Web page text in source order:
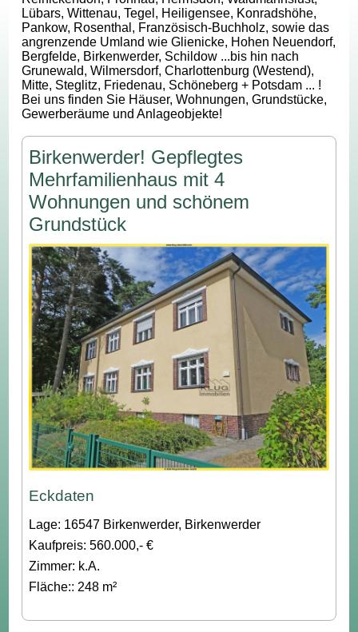
Lübars, Wittenau, Tegel, Heiligensee, Konradshöhe,
Pankow, Rosenthal, Französisch-Buchholz, sowie das
angrenzende Umland wie Glienicke, Hohen Neuendorf,
Bergfelde, Birkenwerder, Schildow ...bis hin nach
Grunewald, Wilmersdorf, Charlottenburg (Westend),
Mitte, Steglitz, Friedenau, Schöneberg + Potsdam ... !
Bei uns finden Sie Häuser, Wohnungen, Grundstücke,
Gewerberäume und Anlageobjekte!
Birkenwerder! Gepflegtes
Mehrfamilienhaus mit 4
Wohnungen und schönem
Grundstück
Eckdaten
Lage: 16547 Birkenwerder, Birkenwerder
Kaufpreis: 560.000,- €
Zimmer: k.A.
Fläche:: 248 m²